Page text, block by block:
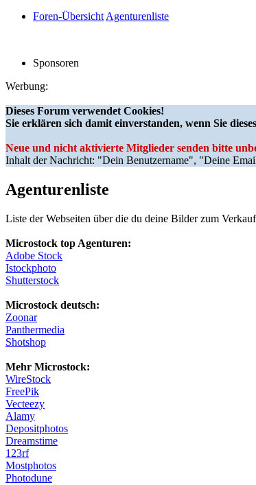
Foren-ÜbersichtAgenturenliste
Sponsoren
Werbung:
Dieses Forum verwendet Cookies!
Sie erklären sich damit einverstanden, wenn Sie
Neue und nicht aktivierte Mitglieder senden bitte
Inhalt der Nachricht: "Dein Benutzername", "Deine
Agenturenliste
Liste der Webseiten über die du deine Bilder zum
Microstock top Agenturen:
Adobe Stock
Istockphoto
Shutterstock
Microstock deutsch:
Zoonar
Panthermedia
Shotshop
Mehr Microstock:
WireStock
FreePik
Vecteezy
Alamy
Depositphotos
Dreamstime
123rf
Mostphotos
Photodune